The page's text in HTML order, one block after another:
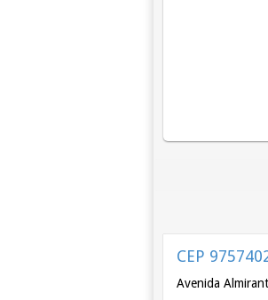
CEP
Avenida